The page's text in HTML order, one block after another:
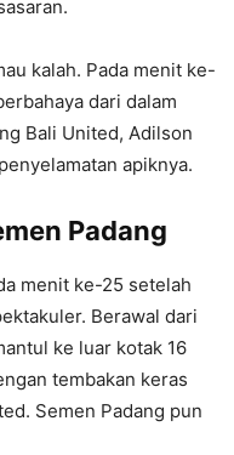
kalah. Pada menit ke-
dari dalam
Bali United, Adilson
apiknya.
Padang
menit ke-25 setelah
Berawal dari
ke luar kotak 16
tembakan keras
Semen Padang pun